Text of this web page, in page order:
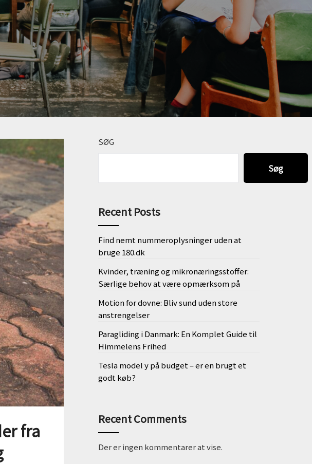
fra
SØG
Søg
Recent Posts
Find nemt nummeroplysninger uden at
bruge 180.dk
Kvinder, træning og mikronæringsstoffer:
Særlige behov at være opmærksom på
Motion for dovne: Bliv sund uden store
anstrengelser
Paragliding i Danmark: En Komplet Guide til
Himmelens Frihed
Tesla model y på budget – er en brugt et
godt køb?
Recent Comments
Der er ingen kommentarer at vise.